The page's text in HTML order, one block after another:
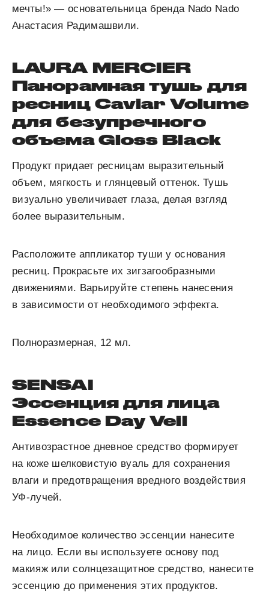
мечты!» — основательница бренда Nado Nado
Анастасия Радимашвили.
LAURA MERCIER
Панорамная тушь для
ресниц Caviar Volume
для безупречного
объема Gloss Black
Продукт придает ресницам выразительный
объем, мягкость и глянцевый оттенок. Тушь
визуально увеличивает глаза, делая взгляд
более выразительным.
Расположите аппликатор туши у основания
ресниц. Прокрасьте их зигзагообразными
движениями. Варьируйте степень нанесения
в зависимости от необходимого эффекта.
Полноразмерная, 12 мл.
SENSAI
Эссенция для лица
Essence Day Veil
Антивозрастное дневное средство формирует
на коже шелковистую вуаль для сохранения
влаги и предотвращения вредного воздействия
УФ-лучей.
Необходимое количество эссенции нанесите
на лицо. Если вы используете основу под
макияж или солнцезащитное средство, нанесите
эссенцию до применения этих продуктов.